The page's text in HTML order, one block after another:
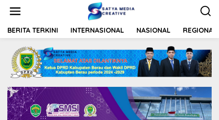
t
BERITA TERKINI INTERNASIONAL NASIONAL REGIONAL